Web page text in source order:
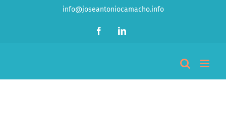
info@joseantoniocamacho.info
FacebookLinkedIn